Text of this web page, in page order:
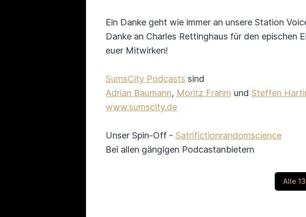
Ein Danke geht wie immer an unsere Station
Danke an Charles Rettinghaus für den epischen
euer Mitwirken!
SumsCity Podcasts sind
Adrian Baumann, Moritz Frahm und Steffen
www.sumscity.de
Unser Spin-Off - Satrifictionrandomscience
Bei allen gängigen Podcastanbietern
Alle